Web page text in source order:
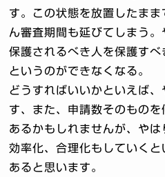
す。この状態を放置したま
ん審査期間も延びてしまう
保護されるべき人を保護す
というのができなくなる。
どうすればいいかといえば
す、また、申請数そのもの
あるかもしれませんが、や
効率化、合理化もしていく
あると思います。